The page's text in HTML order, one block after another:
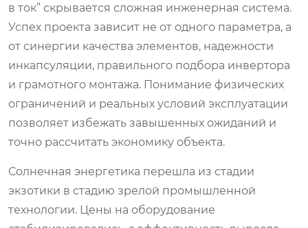
в ток” скрывается сложная инженерная система.
Успех проекта зависит не от одного параметра, а
от синергии качества элементов, надежности
инкапсуляции, правильного подбора инвертора
и грамотного монтажа. Понимание физических
ограничений и реальных условий эксплуатации
позволяет избежать завышенных ожиданий и
точно рассчитать экономику объекта.
Солнечная энергетика перешла из стадии
экзотики в стадию зрелой промышленной
технологии. Цены на оборудование